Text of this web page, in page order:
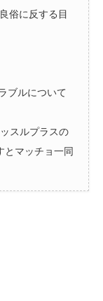
俗に反する目
ブルについて
スルプラスの
とマッチョ一同